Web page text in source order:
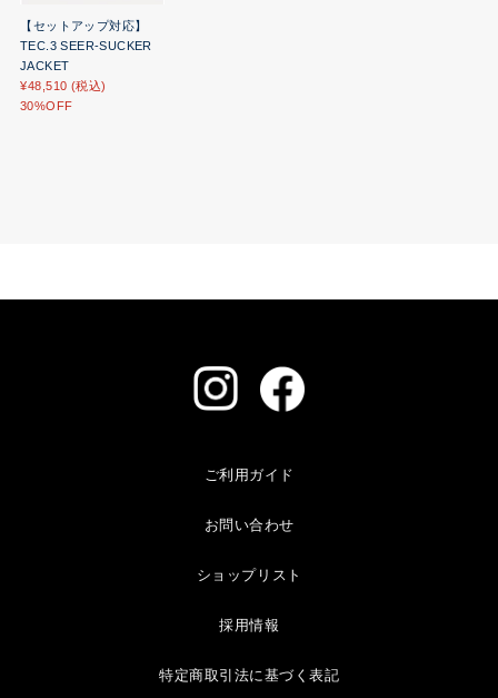
【セットアップ対応】
TEC.3 SEER-SUCKER
JACKET
¥48,510 (税込)
30%OFF
ご利用ガイド
お問い合わせ
ショップリスト
採用情報
特定商取引法に基づく表記